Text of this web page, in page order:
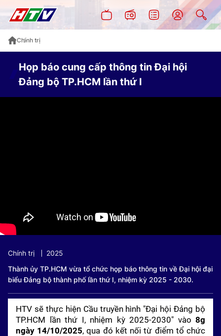
Chính trị
Họp báo cung cấp thông tin Đại hội
Đảng bộ TP.HCM lần thứ I
Chính trị
2025
Thành ủy TP.HCM vừa tổ chức họp báo thông tin về Đại hội đại
biểu Đảng bộ thành phố lần thứ I, nhiệm kỳ 2025 - 2030.
HTV sẽ thực hiện Cầu truyền hình "Đại hội Đảng bộ
TP.HCM lần thứ I, nhiệm kỳ 2025-2030" vào 8g
ngày 14/10/2025, qua đó kết nối từ điểm tổ chức